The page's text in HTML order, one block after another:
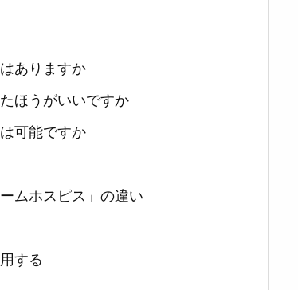
ありますか
ほうがいいですか
可能ですか
ムホスピス」の違い
する